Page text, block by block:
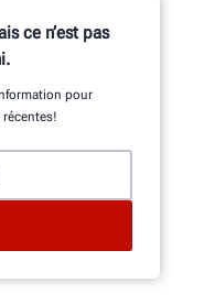
ce n’est pas
pour